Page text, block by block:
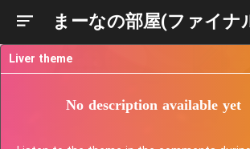
まーなの部屋(ファイナ
Liver theme
No description available yet